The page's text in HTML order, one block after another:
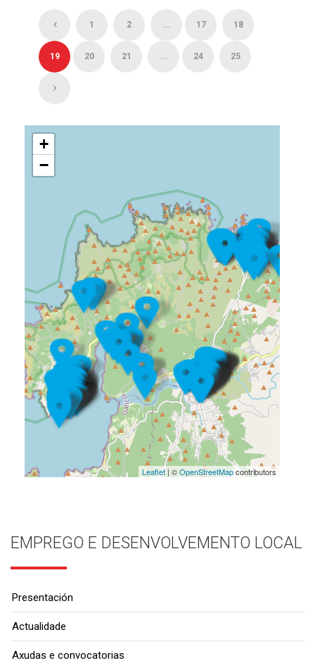
1 2 ... 17 18
19 20 21 ... 24 25
+
−
Leaflet| ©OpenStreetMapcontributors
EMPREGO E DESENVOLVEMENTO LOCAL
Presentación
Actualidade
Axudas e convocatorias